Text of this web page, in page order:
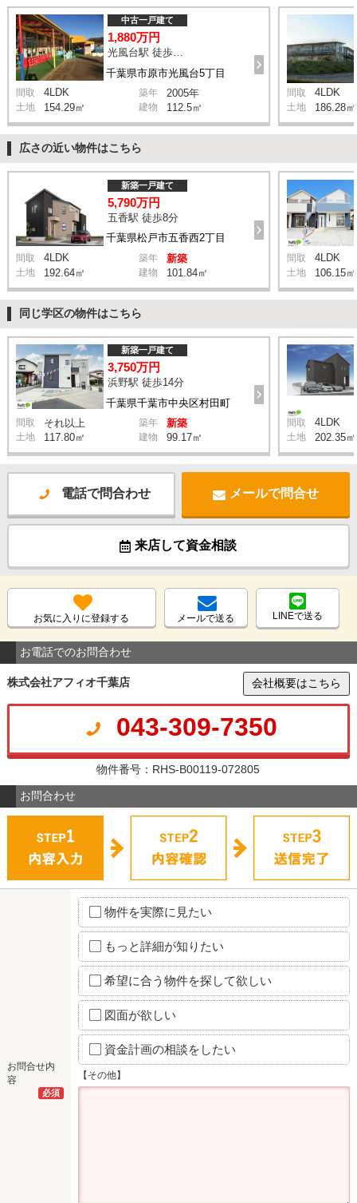
千葉県市原市光風台5丁目
中古一戸建て
1,880万円
光風台駅 徒歩23分
間取 4LDK 築年 2005年
土地 154.29㎡ 建物 112.5㎡
間取 4LDK
土地 186.28㎡
広さの近い物件はこちら
千葉県松戸市五香西2丁目
新築一戸建て
5,790万円
五香駅 徒歩8分
間取 4LDK 築年 新築
土地 192.64㎡ 建物 101.84㎡
間取 4LDK
土地 106.15㎡
同じ学区の物件はこちら
千葉県千葉市中央区村田町
新築一戸建て
3,750万円
浜野駅 徒歩14分
間取 それ以上 築年 新築
土地 117.80㎡ 建物 99.17㎡
間取 4LDK
土地 202.35㎡
電話で問合わせ メールで問合せ
来店して資金相談
お気に入りに登録する メールで送る LINEで送る
お電話でのお問合わせ
株式会社アフィオ千葉店 会社概要はこちら
043-309-7350
物件番号：RHS-B00119-072805
お問合わせ
お問合せ内
容
必須
物件を実際に見たい
もっと詳細が知りたい
希望に合う物件を探して欲しい
図面が欲しい
資金計画の相談をしたい
【その他】